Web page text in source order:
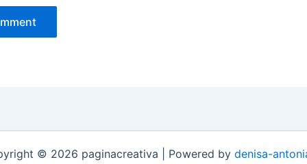
© 2026 paginacreativa | Powered by denisa-